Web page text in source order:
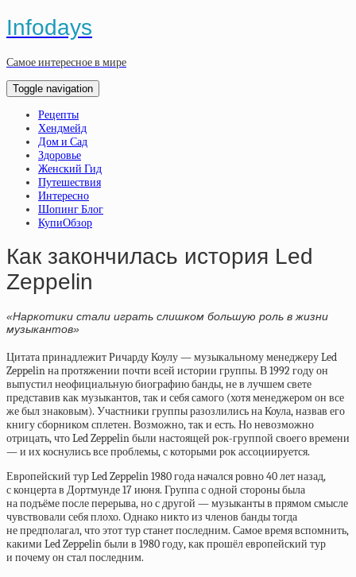
Infodays
Самое интересное в мире
Toggle navigation
Рецепты
Хендмейд
Дом и Сад
Здоровье
Женский Гид
Путешествия
Интересно
Шопинг Блог
КупиОбзор
Как закончилась история Led
Zeppelin
«Наркотики стали играть слишком большую роль в жизни
музыкантов»
Цитата принадлежит Ричарду Коулу — музыкальному менеджеру Led
Zeppelin на протяжении почти всей истории группы. В 1992 году он
выпустил неофициальную биографию банды, не в лучшем свете
представив как музыкантов, так и себя самого (хотя менеджером он все
же был знаковым). Участники группы разозлились на Коула, назвав его
книгу сборником сплетен. Возможно, так и есть. Но невозможно
отрицать, что Led Zeppelin были настоящей рок-группой своего времени
— и их коснулись все проблемы, с которыми рок ассоциируется.
Европейский тур Led Zeppelin 1980 года начался ровно 40 лет назад,
с концерта в Дортмунде 17 июня. Группа с одной стороны была
на подъёме после перерыва, но с другой — музыканты в прямом смысле
чувствовали себя плохо. Однако никто из членов банды тогда
не предполагал, что этот тур станет последним. Самое время вспомнить,
какими Led Zeppelin были в 1980 году, как прошёл европейский тур
и почему он стал последним.